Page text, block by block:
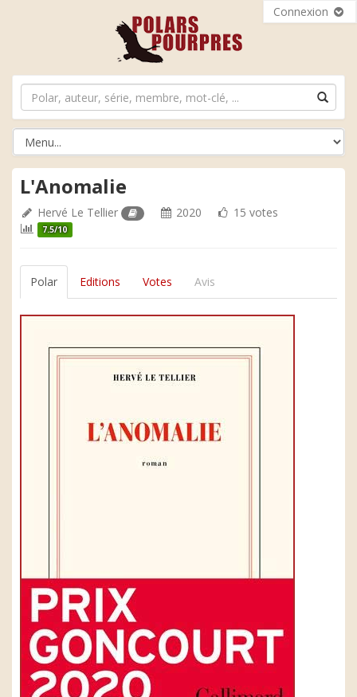
Connexion
L'Anomalie
Hervé Le Tellier 2020 15 votes
7.5/10
Polar Editions Votes Avis